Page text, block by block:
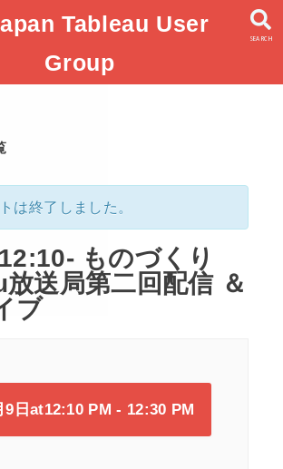
Tableau User
Group
SEARCH
は終了しました。
ものづくり
送局第二回配信 ＆
ブ
9日at12:10 PM - 12:30 PM